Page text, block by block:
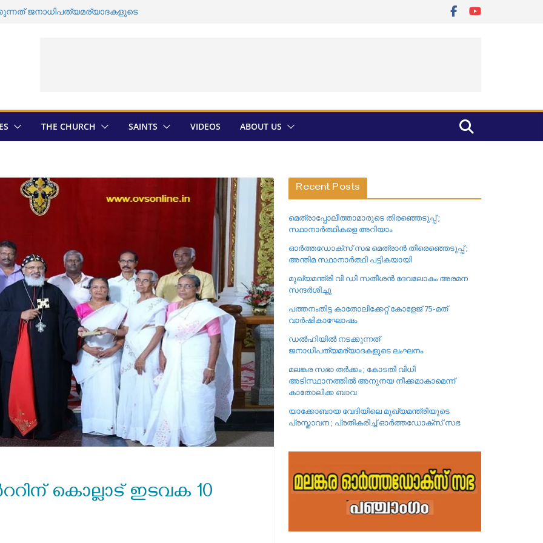
ജനാധിപത്യമര്യാദകളുടെ
കോളേജ്‌ 75-മത്
THE CHURCH SAINTS VIDEOS ABOUT US
കൊല്ലാട് ഇടവക 10
Recent Posts
മെത്രാപ്പോലീത്താമാരുടെ തിരഞ്ഞെടുപ്പ് ;
സ്ഥാനാർത്ഥികളെ അറിയാം
ഓർത്തഡോക്സ് സഭ മെത്രാൻ തിരെഞ്ഞെടുപ്പ് ;
അന്തിമ സ്ഥാനാർത്ഥി പട്ടികയായി
മുഖ്യമന്ത്രി വി ഡി സതീശൻ ദേവലോകം അരമന
സന്ദർശിച്ചു
പത്തനംതിട്ട കാതോലിക്കേറ്റ്‌ കോളേജ്‌ 75-മത്
വാർഷികാഘോഷം
ഡൽഹിയിൽ നടക്കുന്നത്
ജനാധിപത്യമര്യാദകളുടെ ലംഘനം
മലങ്കര സഭാ തർക്കം ; കോടതി വിധി
അടിസ്ഥാനത്തിൽ അനുനയ നീക്കമാകാമെന്ന്
കാതോലിക്ക ബാവ
യാക്കോബായ വേദിയിലെ മുഖ്യമന്ത്രിയുടെ
പ്രസ്താവന ; പ്രതികരിച്ച് ഓർത്തഡോക്സ് സഭ